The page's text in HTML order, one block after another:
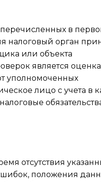
в
налоговый орган
или объекта
является
уполномоченных
лицо с учета в
отсутствия
положения